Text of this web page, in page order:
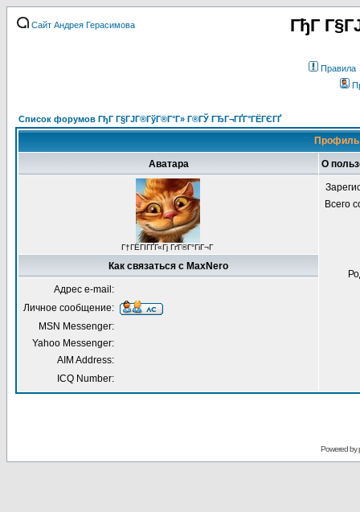
Сайт Андрея Герасимова ГђГ
Правила
Список форумов ГђГ Г§ГЈГ®ГўГ®Г°Г» Г®ГЎ ГЂГ¬ГҐГ°ГЁГЄГҐ
Профиль
Аватара О
Г†ГЁГІГҐГ«Гј ГґГ®Г°ГіГ¬Г
Всего
Как связаться с MaxNero
Адрес e-mail:
Личное сообщение:
MSN Messenger:
Yahoo Messenger:
AIM Address:
ICQ Number:
Powered by